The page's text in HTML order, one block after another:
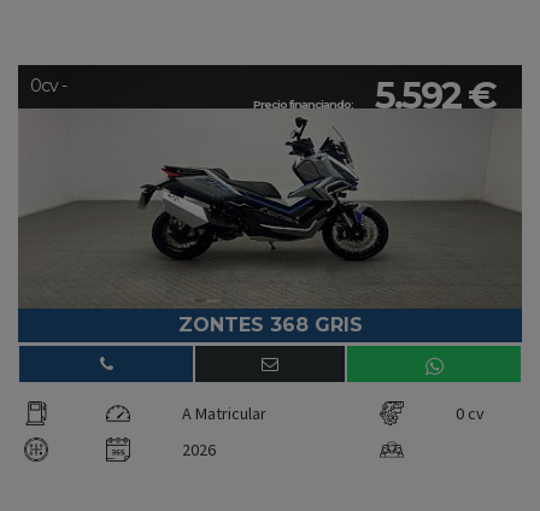
Precio financiando: 5.592 €
0cv -
ZONTES 368 GRIS
A Matricular
0 cv
2026